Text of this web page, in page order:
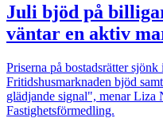
Juli bjöd på
väntar en aktiv
Priserna på bostadsrätter
Fritidshusmarknaden bjöd
glädjande signal", menar
Fastighetsförmedling.